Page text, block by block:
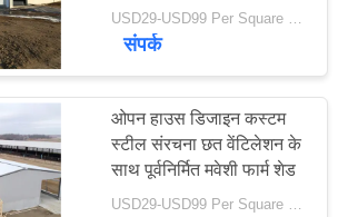
स्टील फ्रेम
29
USD29-USD99 Per Square Meter MOQ:200 वर्ग मीटर
संपर्क
ओपन हाउस डिजाइन कस्टम
स्टील संरचना छत वेंटिलेशन के
साथ पूर्वनिर्मित मवेशी फार्म शेड
USD29-USD99 Per Square Meter MOQ:200 वर्ग मीटर